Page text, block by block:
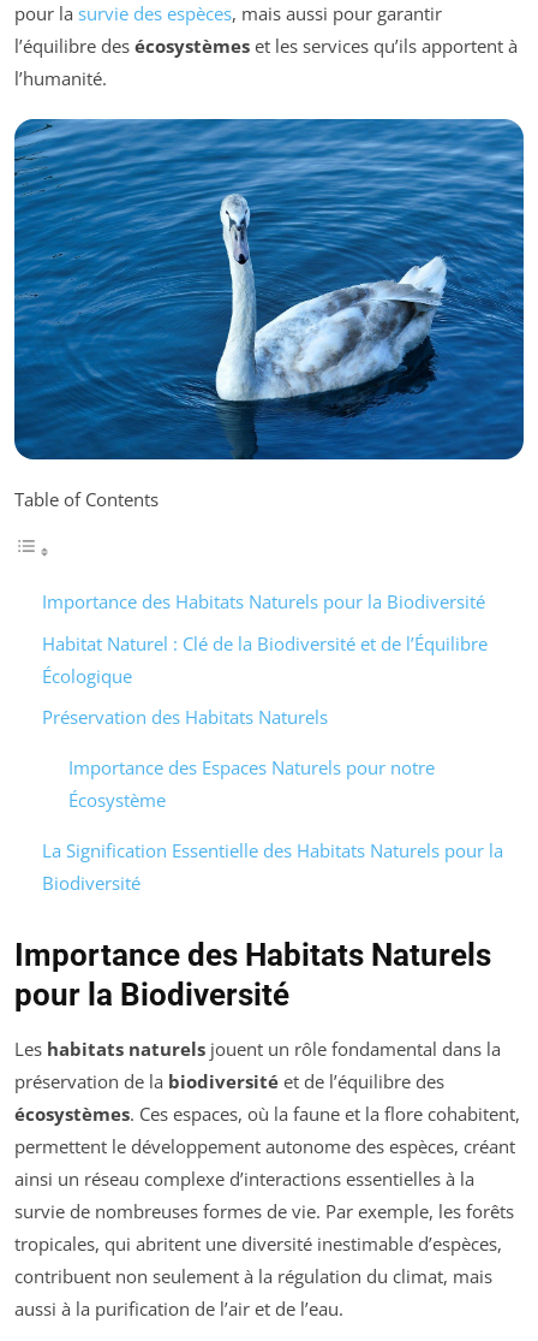
pour la survie des espèces, mais aussi pour garantir
l’équilibre des écosystèmes et les services qu’ils apportent à
l’humanité.
Table of Contents
Importance des Habitats Naturels pour la Biodiversité
Habitat Naturel : Clé de la Biodiversité et de l’Équilibre
Écologique
Préservation des Habitats Naturels
Importance des Espaces Naturels pour notre
Écosystème
La Signification Essentielle des Habitats Naturels pour la
Biodiversité
Importance des Habitats Naturels
pour la Biodiversité
Les habitats naturels jouent un rôle fondamental dans la
préservation de la biodiversité et de l’équilibre des
écosystèmes. Ces espaces, où la faune et la flore cohabitent,
permettent le développement autonome des espèces, créant
ainsi un réseau complexe d’interactions essentielles à la
survie de nombreuses formes de vie. Par exemple, les forêts
tropicales, qui abritent une diversité inestimable d’espèces,
contribuent non seulement à la régulation du climat, mais
aussi à la purification de l’air et de l’eau.